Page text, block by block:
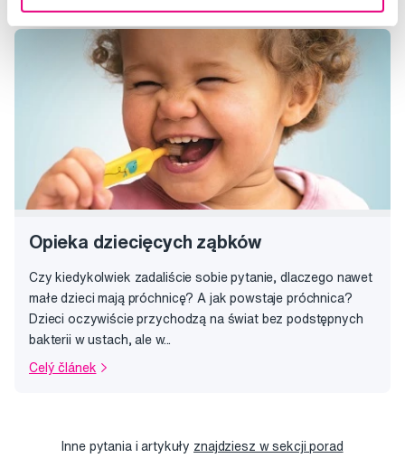
Opieka dziecięcych ząbków
Czy kiedykolwiek zadaliście sobie pytanie, dlaczego nawet
małe dzieci mają próchnicę? A jak powstaje próchnica?
Dzieci oczywiście przychodzą na świat bez podstępnych
bakterii w ustach, ale w...
Celý článek
Inne pytania i artykuły znajdziesz w sekcji porad